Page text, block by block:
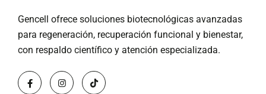
Gencell ofrece soluciones biotecnológicas avanzadas
para regeneración, recuperación funcional y bienestar,
con respaldo científico y atención especializada.